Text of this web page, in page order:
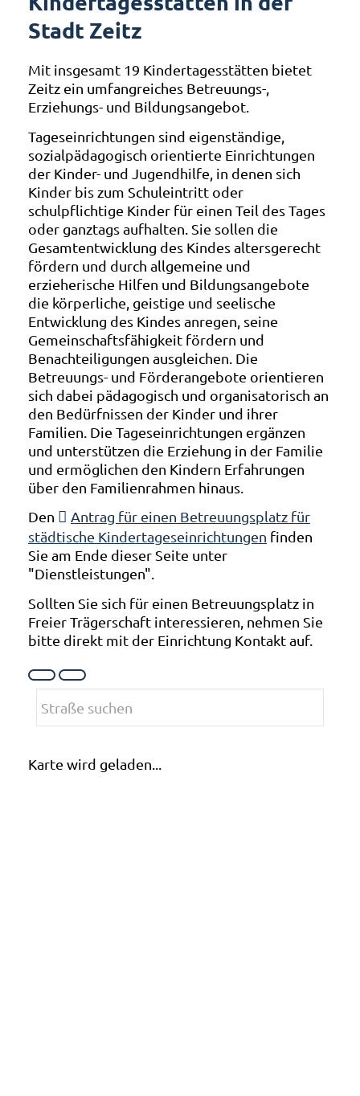
Stadt Zeitz
Mit insgesamt 19 Kindertagesstätten bietet
Zeitz ein umfangreiches Betreuungs-,
Erziehungs- und Bildungsangebot.
Tageseinrichtungen sind eigenständige,
sozialpädagogisch orientierte Einrichtungen
der Kinder- und Jugendhilfe, in denen sich
Kinder bis zum Schuleintritt oder
schulpflichtige Kinder für einen Teil des Tages
oder ganztags aufhalten. Sie sollen die
Gesamtentwicklung des Kindes altersgerecht
fördern und durch allgemeine und
erzieherische Hilfen und Bildungsangebote
die körperliche, geistige und seelische
Entwicklung des Kindes anregen, seine
Gemeinschaftsfähigkeit fördern und
Benachteiligungen ausgleichen. Die
Betreuungs- und Förderangebote orientieren
sich dabei pädagogisch und organisatorisch an
den Bedürfnissen der Kinder und ihrer
Familien. Die Tageseinrichtungen ergänzen
und unterstützen die Erziehung in der Familie
und ermöglichen den Kindern Erfahrungen
über den Familienrahmen hinaus.
Den
Antrag für einen Betreuungsplatz für
städtische Kindertageseinrichtungen finden
Sie am Ende dieser Seite unter
"Dienstleistungen".
Sollten Sie sich für einen Betreuungsplatz in
Freier Trägerschaft interessieren, nehmen Sie
bitte direkt mit der Einrichtung Kontakt auf.
Karte wird geladen...